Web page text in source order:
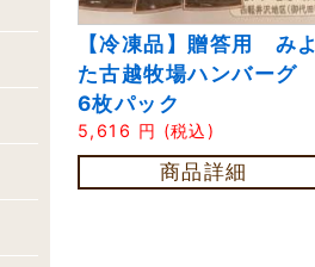
【冷凍品】贈答用 みよ
た古越牧場ハンバーグ
6枚パック
5,616 円 (税込)
商品詳細